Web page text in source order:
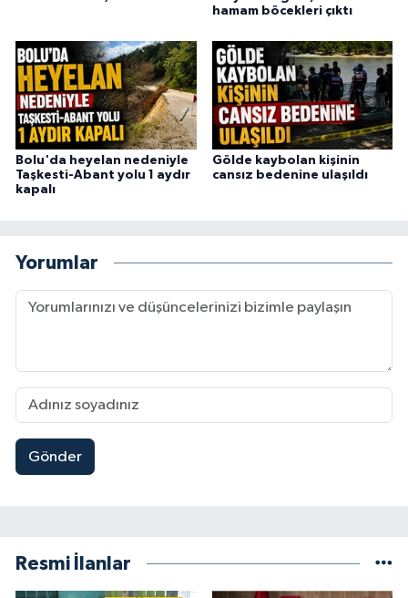
hamam böcekleri çıktı
Bolu'da heyelan nedeniyle
Taşkesti-Abant yolu 1 aydır
kapalı
Gölde kaybolan kişinin
cansız bedenine ulaşıldı
Yorumlar
Gönder
Resmi İlanlar